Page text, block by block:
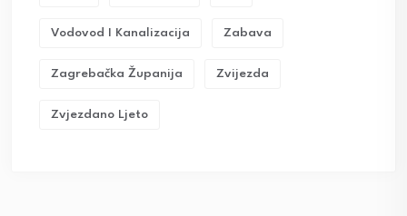
Vodovod I Kanalizacija Zabava
Zagrebačka Županija Zvijezda
Zvjezdano Ljeto